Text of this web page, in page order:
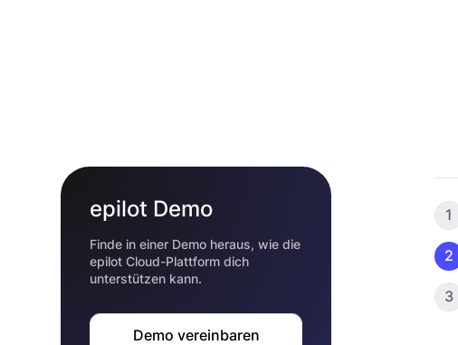
epilot Demo
Finde in einer Demo heraus, wie die
epilot Cloud-Plattform dich
unterstützen kann.
Demo vereinbaren
1
2
3